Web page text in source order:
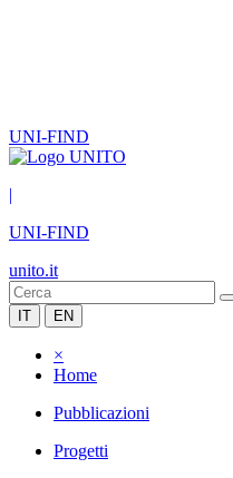
UNI-FIND
|
UNI-FIND
unito.it
IT EN
×
Home
Pubblicazioni
Progetti